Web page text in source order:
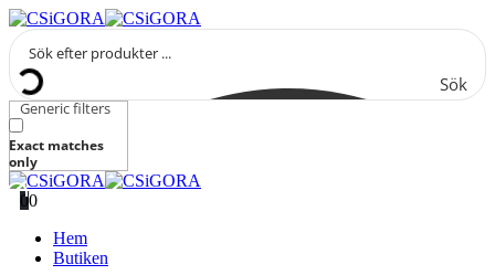
Sök
Generic filters
Exact matches
only
00
Hem
Butiken